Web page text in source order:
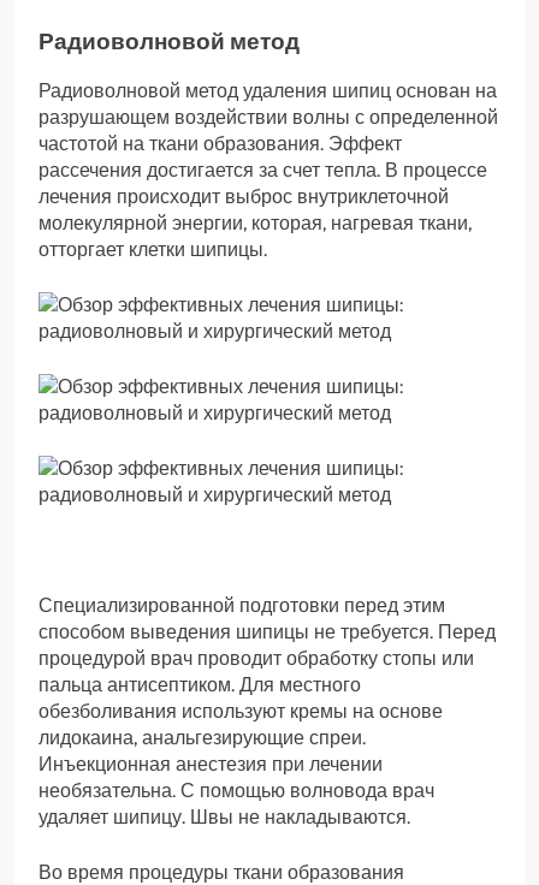
Радиоволновой метод
Радиоволновой метод удаления шипиц основан на
разрушающем воздействии волны с определенной
частотой на ткани образования. Эффект
рассечения достигается за счет тепла. В процессе
лечения происходит выброс внутриклеточной
молекулярной энергии, которая, нагревая ткани,
отторгает клетки шипицы.
Специализированной подготовки перед этим
способом выведения шипицы не требуется. Перед
процедурой врач проводит обработку стопы или
пальца антисептиком. Для местного
обезболивания используют кремы на основе
лидокаина, анальгезирующие спреи.
Инъекционная анестезия при лечении
необязательна. С помощью волновода врач
удаляет шипицу. Швы не накладываются.
Во время процедуры ткани образования